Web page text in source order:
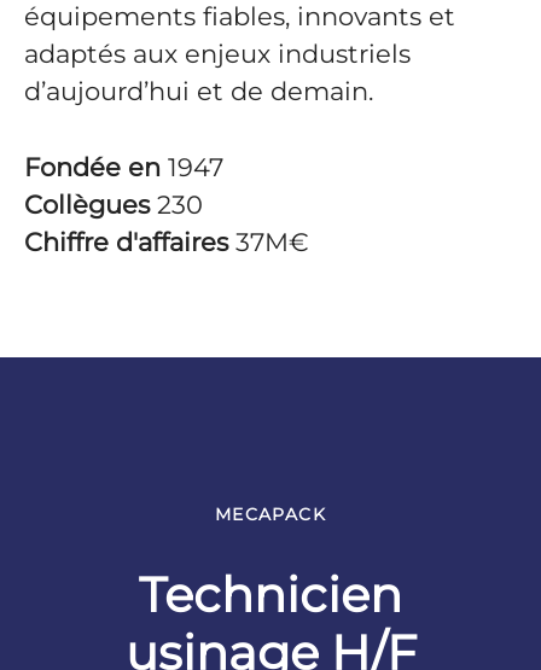
équipements fiables, innovants et
adaptés aux enjeux industriels
d’aujourd’hui et de demain.
Fondée en 1947
Collègues 230
Chiffre d'affaires 37M€
MECAPACK
Technicien
usinage H/F